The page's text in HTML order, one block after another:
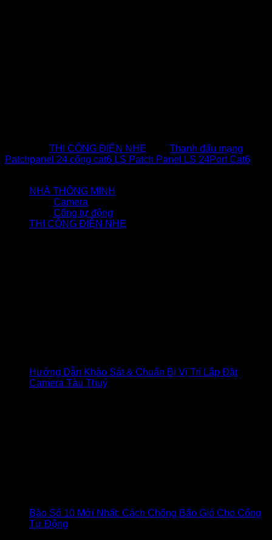
THI CÔNG ĐIỆN NHẸ
Thanh đấu mạng
Patchpanel 24 cổng cat6 LS Patch Panel LS 24Port Cat6
NHÀ THÔNG MINH
Camera
Cổng tự động
THI CÔNG ĐIỆN NHẸ
Hướng Dẫn Khảo Sát & Chuẩn Bị Vị Trí Lắp Đặt
Camera Tàu Thuỷ
Bão Số 10 Mới Nhất: Cách Chống Bão Gió Cho Cổng
Tự Động